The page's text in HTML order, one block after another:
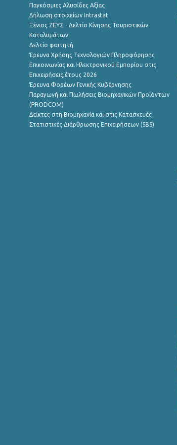
Παγκόσμιες Αλυσίδες Αξίας
Δήλωση στοιχείων Intrastat
Ξένιος ΖΕΥΣ - Δελτίο Κίνησης Τουριστικών
Καταλυμάτων
Δελτίο φοιτητή
Έρευνα Χρήσης Τεχνολογιών Πληροφόρησης
Επικοινωνίας και Ηλεκτρονικού Εμπορίου στις
Επιχειρήσεις,έτους 2026
Έρευνα Φορέων Γενικής Κυβέρνησης
Παραγωγή και Πωλήσεις Βιομηχανικών Προϊόντων
(PRODCOM)
Δείκτες στη Βιομηχανία και στις Κατασκευές
Στατιστικές Διάρθρωσης Επιχειρήσεων (SBS)